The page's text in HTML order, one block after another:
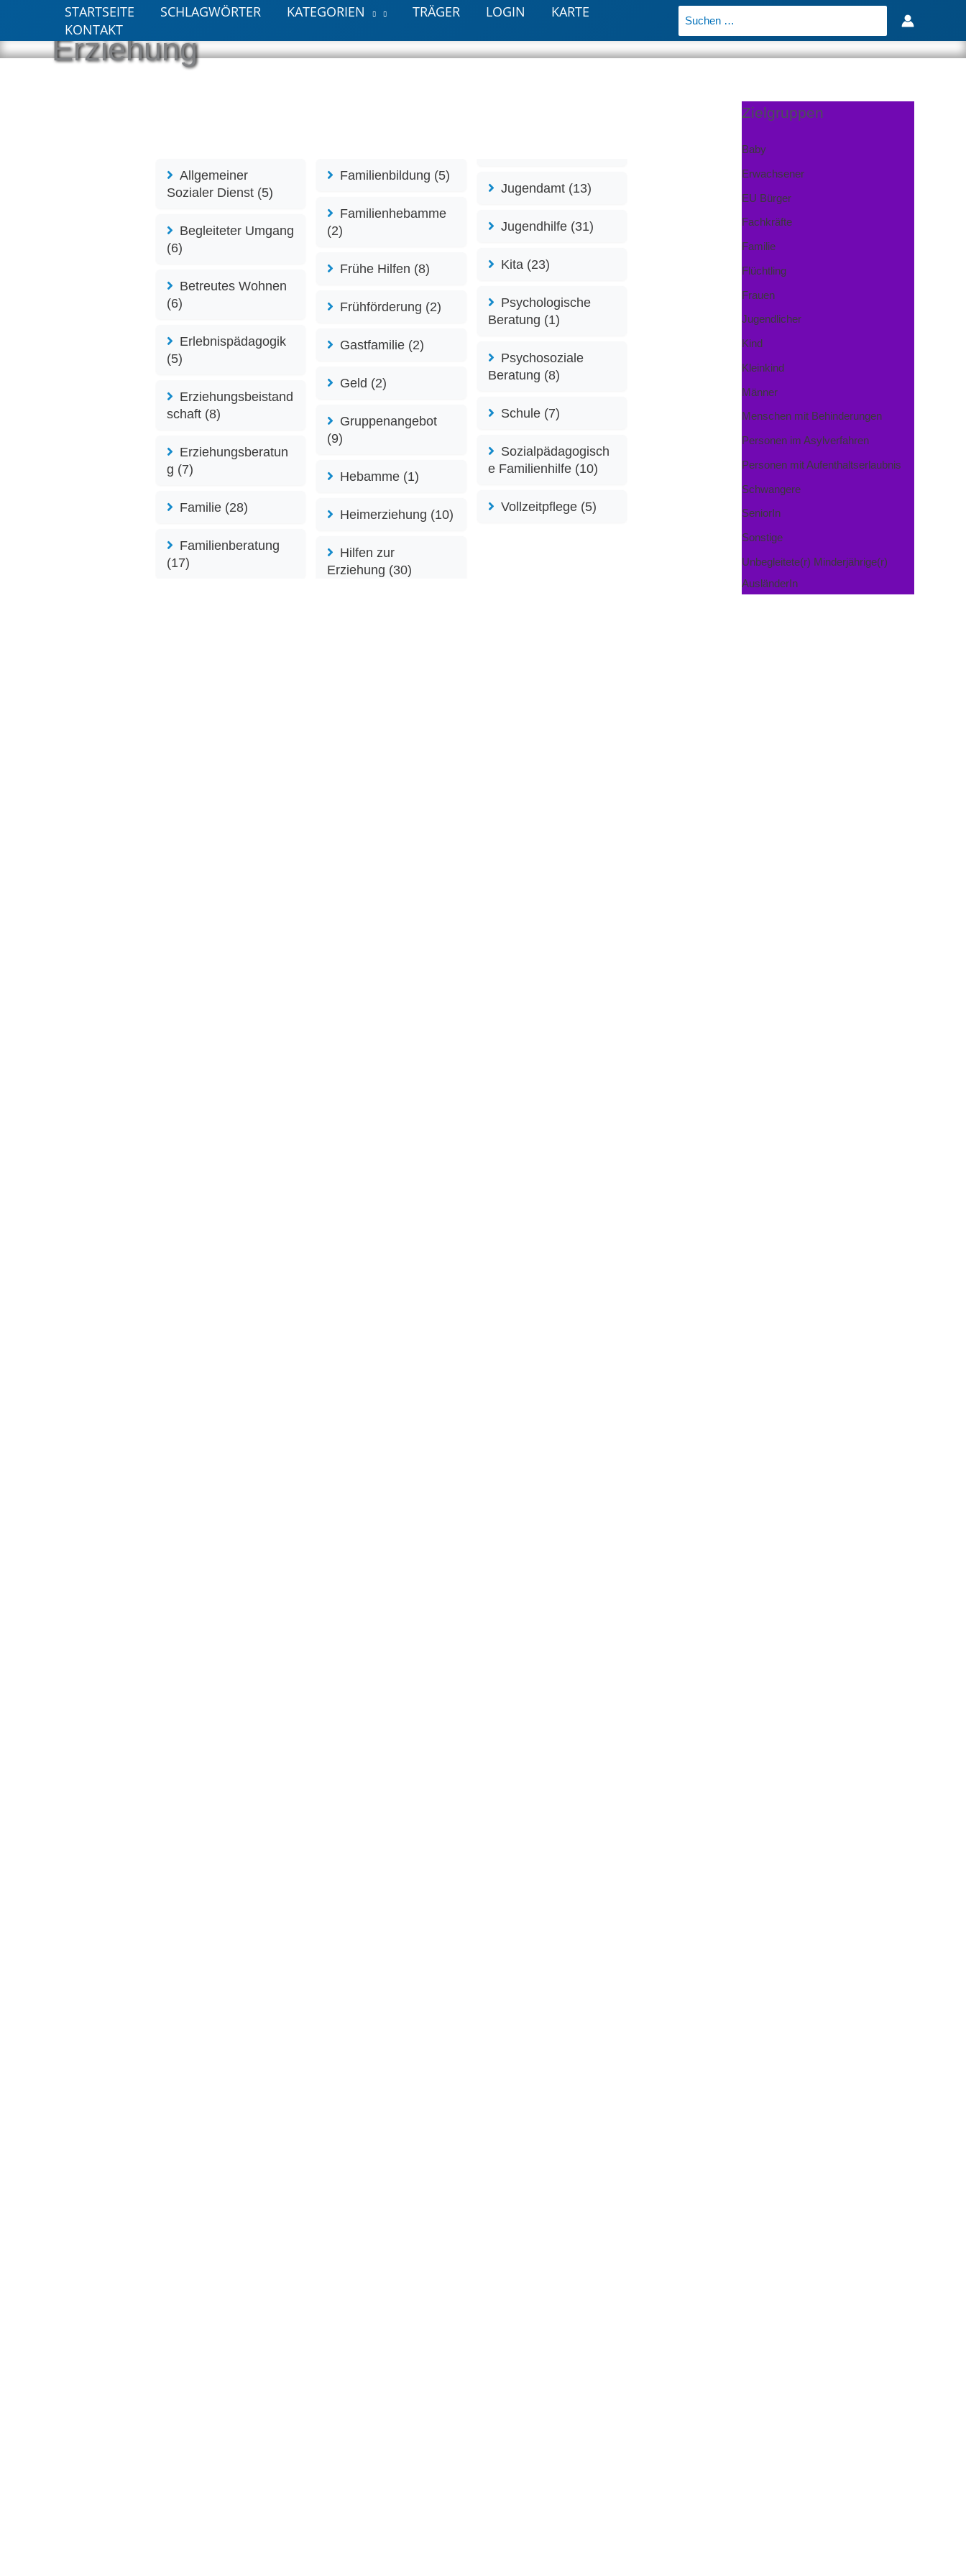
springen
STARTSEITE SCHLAGWÖRTER KATEGORIEN TRÄGER LOGIN
KARTE
KONTAKT
Search
for:
Erziehung
Allgemeiner
Sozialer Dienst (5)
Begleiteter Umgang
(6)
Betreutes Wohnen
(6)
Erlebnispädagogik
(5)
Erziehungsbeistand
schaft (8)
Erziehungsberatun
g (7)
Familie (28)
Familienberatung
(17)
Familienbildung (5)
Familienhebamme
(2)
Frühe Hilfen (8)
Frühförderung (2)
Gastfamilie (2)
Geld (2)
Gruppenangebot
(9)
Hebamme (1)
Heimerziehung (10)
Hilfen zur
Erziehung (30)
Jugendamt (13)
Jugendhilfe (31)
Kita (23)
Psychologische
Beratung (1)
Psychosoziale
Beratung (8)
Schule (7)
Sozialpädagogisch
e Familienhilfe (10)
Vollzeitpflege (5)
Zielgruppen
Baby
Erwachsener
EU Bürger
Fachkräfte
Familie
Flüchtling
Frauen
Jugendlicher
Kind
Kleinkind
Männer
Menschen mit Behinderungen
Personen im Asylverfahren
Personen mit Aufenthaltserlaubnis
Schwangere
SeniorIn
Sonstige
Unbegleitete(r) Minderjährige(r)
AusländerIn